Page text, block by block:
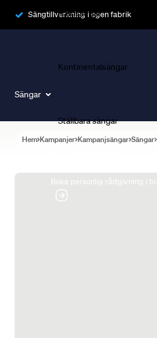
Sängtillverkning i egen fabrik
Sängar
Ramsängar
Kontinentalsängar
Ställbara sängar
Boka personlig rådgivning i
Hem Kampanjer Kampanjsängar Sängar